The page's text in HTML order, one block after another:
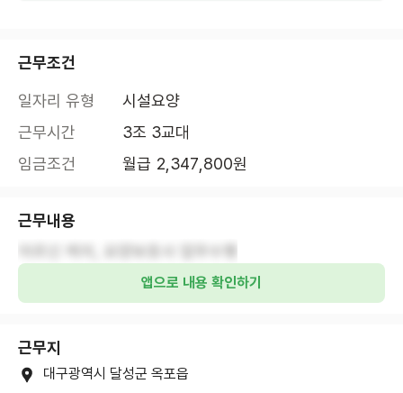
근무조건
일자리 유형
시설요양
근무시간
3조 3교대
임금조건
월급 2,347,800원
근무내용
앱으로 내용 확인하기
근무지
대구광역시 달성군 옥포읍